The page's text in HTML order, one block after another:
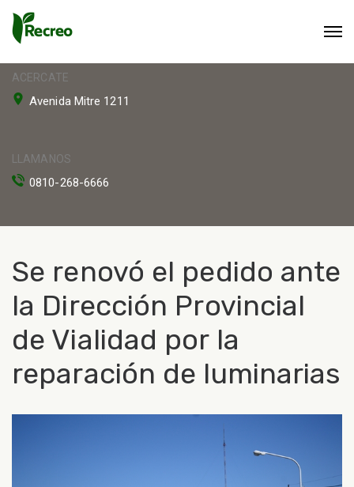
ACERCATE
Avenida Mitre 1211
LLAMANOS
0810-268-6666
Se renovó el pedido ante
la Dirección Provincial
de Vialidad por la
reparación de luminarias